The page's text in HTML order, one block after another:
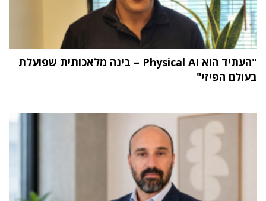
"העתיד הוא Physical AI – בינה מלאכותית שפועלת
בעולם הפיזי"